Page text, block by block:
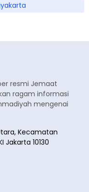
resmi Jemaat
ragam informasi
mengenai
Kecamatan
Jakarta 10130